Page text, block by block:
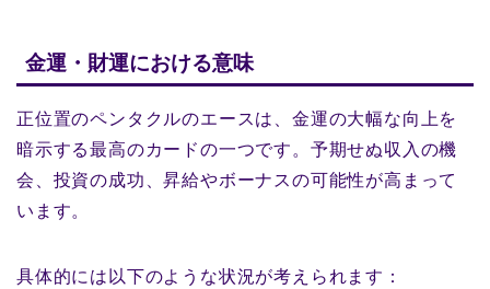
金運・財運における意味
正位置のペンタクルのエースは、金運の大幅な向上を
暗示する最高のカードの一つです。予期せぬ収入の機
会、投資の成功、昇給やボーナスの可能性が高まって
います。
具体的には以下のような状況が考えられます：